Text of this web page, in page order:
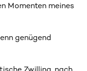
Momenten meines
genügend
Zwilling, nach